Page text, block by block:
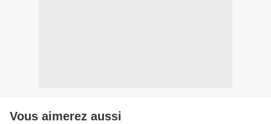
Vous aimerez aussi